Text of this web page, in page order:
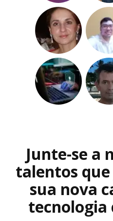
Junte-se a
talentos
sua nova
tecnologia